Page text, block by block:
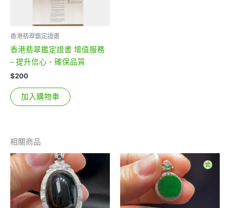
香港翡翠鑑定證書
香港翡翠鑑定證書 增值服務
– 提升信心、確保品質
$200
加入購物車
相關商品